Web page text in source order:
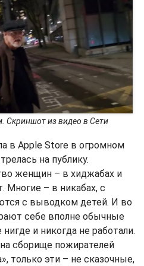
Скриншот из видео в Сети
в Apple Store в огромном
на публику.
женщин – в хиджабах и
Многие – в никабах, с
с выводком детей. И во
себе вполне обычные
и никогда не работали.
сборище пожирателей
только эти – не сказочные,